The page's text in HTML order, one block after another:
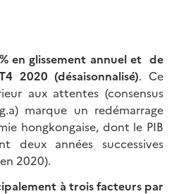
en glissement annuel et de
2020 (désaisonnalisé). Ce
aux attentes (consensus
marque un redémarrage
hongkongaise, dont le PIB
deux années successives
2020).
à trois facteurs par